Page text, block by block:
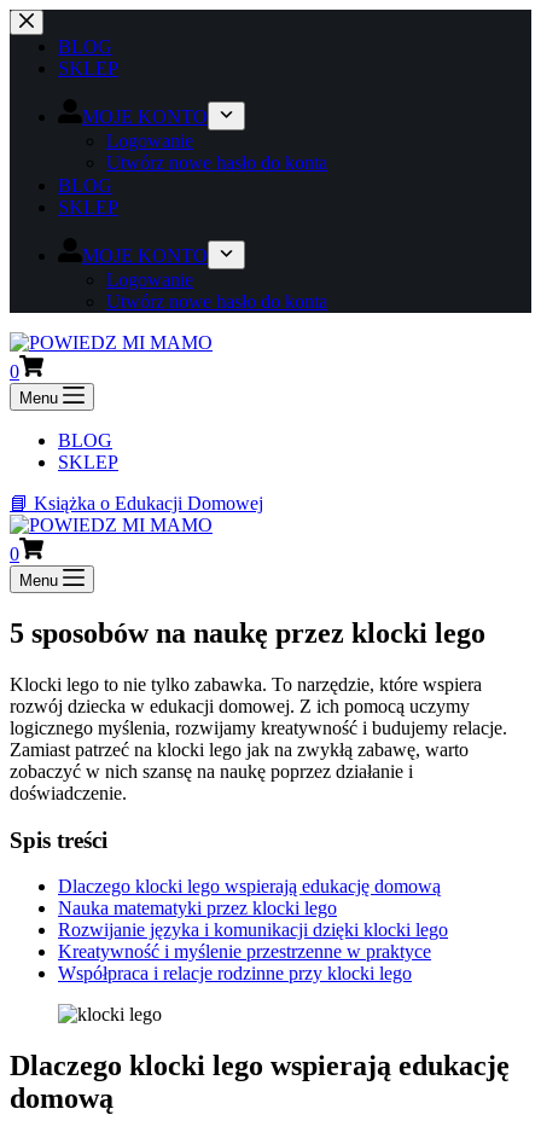
BLOG
SKLEP
MOJE KONTO
Logowanie
Utwórz nowe hasło do konta
BLOG
SKLEP
MOJE KONTO
Logowanie
Utwórz nowe hasło do konta
0
Menu
BLOG
SKLEP
📘 Książka o Edukacji Domowej
0
Menu
5 sposobów na naukę przez klocki lego
Klocki lego to nie tylko zabawka. To narzędzie, które wspiera
rozwój dziecka w edukacji domowej. Z ich pomocą uczymy
logicznego myślenia, rozwijamy kreatywność i budujemy relacje.
Zamiast patrzeć na klocki lego jak na zwykłą zabawę, warto
zobaczyć w nich szansę na naukę poprzez działanie i
doświadczenie.
Spis treści
Dlaczego klocki lego wspierają edukację domową
Nauka matematyki przez klocki lego
Rozwijanie języka i komunikacji dzięki klocki lego
Kreatywność i myślenie przestrzenne w praktyce
Współpraca i relacje rodzinne przy klocki lego
Dlaczego klocki lego wspierają edukację
domową